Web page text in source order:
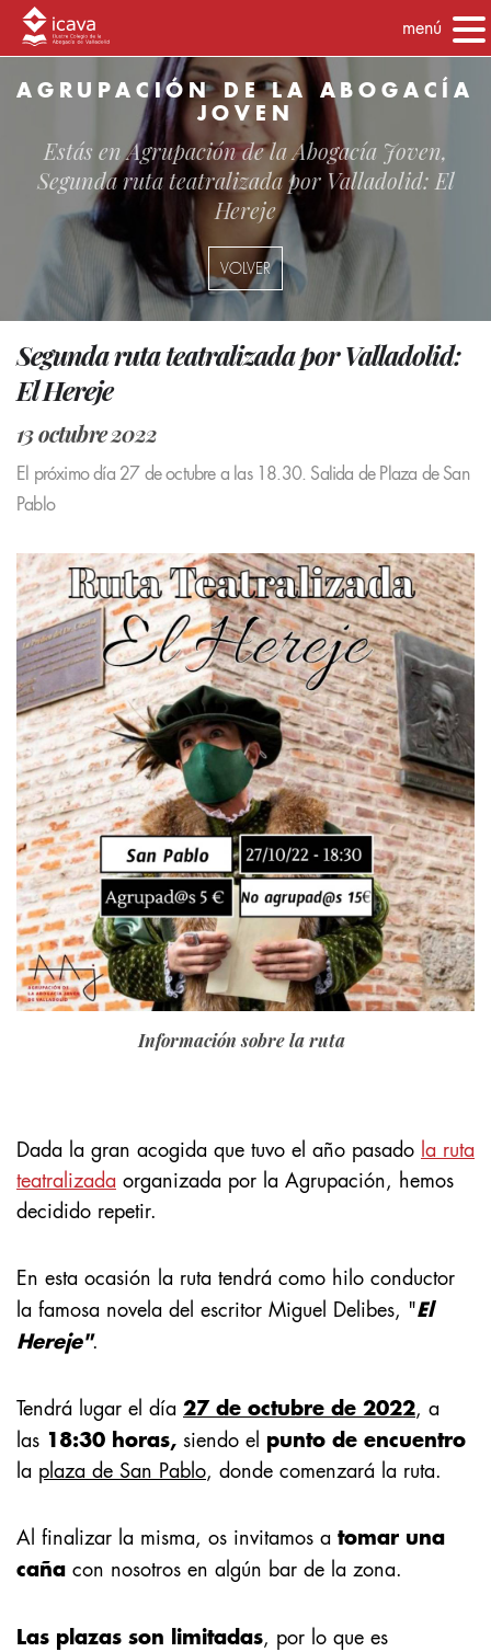
menú
AGRUPACIÓN DE LA ABOGACÍA
JOVEN
Estás enAgrupación de la Abogacía Joven,
Segunda ruta teatralizada por Valladolid: El
Hereje
VOLVER
Segunda ruta teatralizada por Valladolid:
El Hereje
13 octubre 2022
El próximo día 27 de octubre a las 18.30. Salida de Plaza de San
Pablo
Información sobre la ruta
Dada la gran acogida que tuvo el año pasado la ruta
teatralizada organizada por la Agrupación, hemos
decidido repetir.
En esta ocasión la ruta tendrá como hilo conductor
la famosa novela del escritor Miguel Delibes, "El
Hereje".
Tendrá lugar el día 27 de octubre de 2022, a
las 18:30 horas, siendo el punto de encuentro
la plaza de San Pablo, donde comenzará la ruta.
Al finalizar la misma, os invitamos a tomar una
caña con nosotros en algún bar de la zona.
Las plazas son limitadas, por lo que es